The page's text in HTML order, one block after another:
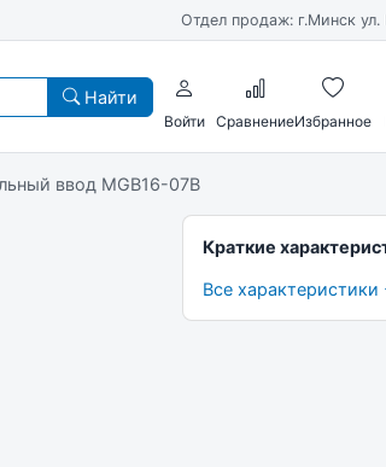
Отдел продаж: г.Минск
Найти
Войти СравнениеИзбранное
ввод MGB16-07B
Краткие
Все характеристики